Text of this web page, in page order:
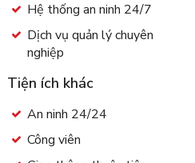
Hệ thống an ninh 24/7
Dịch vụ quản lý chuyên
nghiệp
Tiện ích khác
An ninh 24/24
Công viên